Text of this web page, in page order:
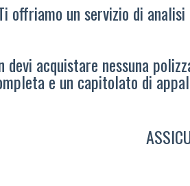
offriamo un servizio di
devi acquistare nessuna
e un capitolato di